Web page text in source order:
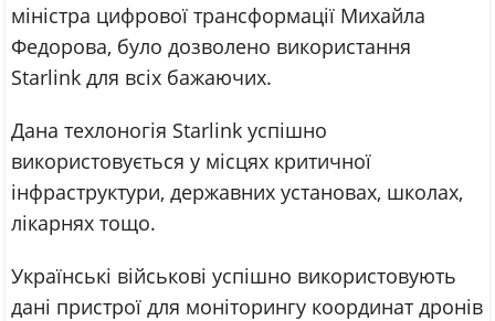
міністра цифрової трансформації Михайла
Федорова, було дозволено використання
Starlink для всіх бажаючих.
Дана техлоногія Starlink успішно
використовується у місцях критичної
інфраструктури, державних установах, школах,
лікарнях тощо.
Українські військові успішно використовують
дані пристрої для моніторингу координат дронів